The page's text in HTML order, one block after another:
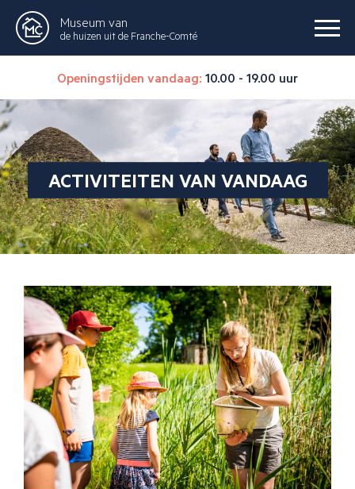
Museum van
de huizen uit de Franche-Comté
Openingstijden vandaag: 10.00 - 19.00 uur
ACTIVITEITEN VAN VANDAAG